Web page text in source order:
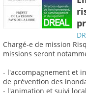
Chargé-e de mission
missions seront
- l'accompagnement et
de prévention des
- l'animation et suivi